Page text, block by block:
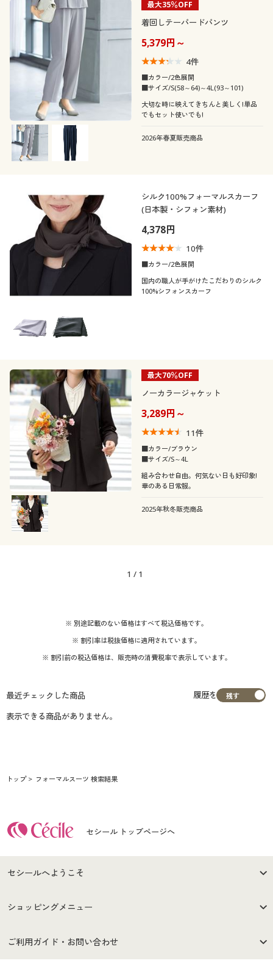
最大35％OFF
着回しテーパードパンツ
5,379円～
4件
■カラー/2色展開
■サイズ/S(58～64)～4L(93～101)
大切な時に映えてきちんと美しく!単品
でもセット使いでも!
2026年春夏販売商品
シルク100%フォーマルスカーフ
(日本製・シフォン素材)
4,378円
10件
■カラー/2色展開
国内の職人が手がけたこだわりのシルク
100%シフォンスカーフ
最大70％OFF
ノーカラージャケット
3,289円～
11件
■カラー/ブラウン
■サイズ/S～4L
組み合わせ自由。何気ない日も好印象!
華のある日常服。
2025年秋冬販売商品
1 / 1
※ 別途記載のない価格はすべて税込価格です。
※ 割引率は税抜価格に適用されています。
※ 割引前の税込価格は、販売時の消費税率で表示しています。
最近チェックした商品
履歴を
表示できる商品がありません。
トップ フォーマルスーツ 検索結果
セシール トップページへ
セシールへようこそ
はじめての方へ
セシールご利用規約
ショッピングメニュー
商品カテゴリ
ご利用ガイド・お問い合わせ